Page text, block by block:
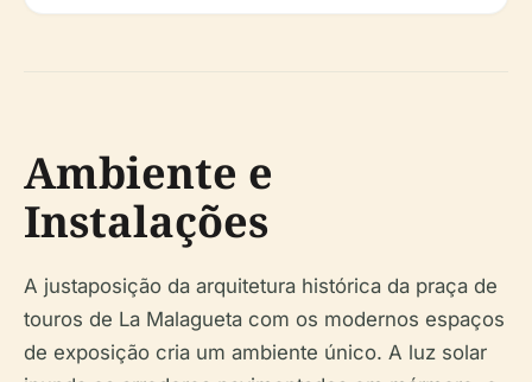
Ambiente e
Instalações
A justaposição da arquitetura histórica da praça de
touros de La Malagueta com os modernos espaços
de exposição cria um ambiente único. A luz solar